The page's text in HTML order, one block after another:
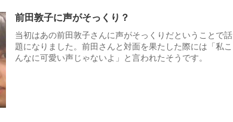
前田敦子に声がそっくり？
当初はあの前田敦子さんに声がそっくりだということで話
題になりました。前田さんと対面を果たした際には「私こ
んなに可愛い声じゃないよ」と言われたそうです。